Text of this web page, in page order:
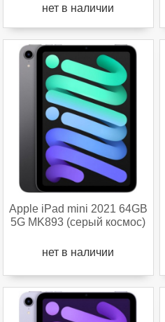
нет в наличии
Apple iPad mini 2021 64GB
5G MK893 (серый космос)
нет в наличии